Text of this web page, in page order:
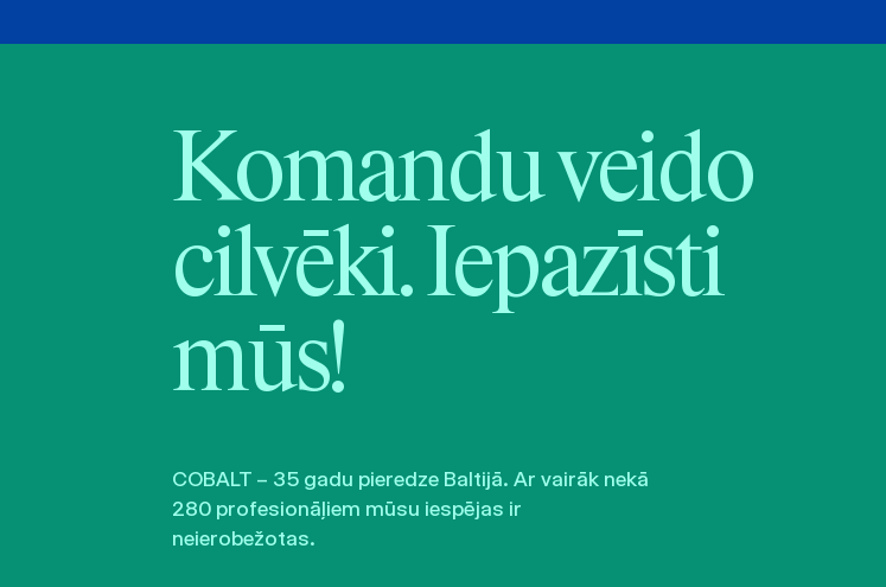
Komandu veido
cilvēki. Iepazīsti
mūs!
COBALT – 35 gadu pieredze Baltijā. Ar vairāk nekā
280 profesionāļiem mūsu iespējas ir
neierobežotas.